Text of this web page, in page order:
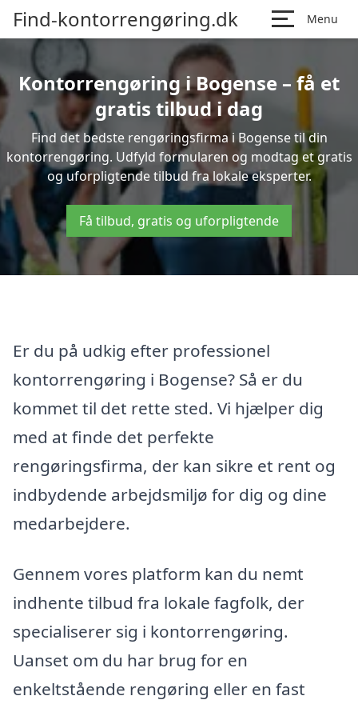
Find-kontorrengøring.dk Menu
Kontorrengøring i Bogense – få et
gratis tilbud i dag
Find det bedste rengøringsfirma i Bogense til din
kontorrengøring. Udfyld formularen og modtag et gratis
og uforpligtende tilbud fra lokale eksperter.
Få tilbud, gratis og uforpligtende
Er du på udkig efter professionel
kontorrengøring i Bogense? Så er du
kommet til det rette sted. Vi hjælper dig
med at finde det perfekte
rengøringsfirma, der kan sikre et rent og
indbydende arbejdsmiljø for dig og dine
medarbejdere.
Gennem vores platform kan du nemt
indhente tilbud fra lokale fagfolk, der
specialiserer sig i kontorrengøring.
Uanset om du har brug for en
enkeltstående rengøring eller en fast